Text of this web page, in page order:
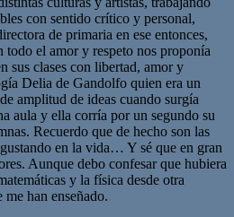
con sentido crítico y personal,
de primaria en ese entonces,
todo el amor y respeto nos proponía
sus clases con libertad, amor y
Delia de Gandolfo quien era un
amplitud de ideas cuando surgía
aula y ella corría por un segundo su
Recuerdo que de hecho son las
en la vida… Y sé que en gran
Aunque debo confesar que hubiera
y la física desde otra
han enseñado.